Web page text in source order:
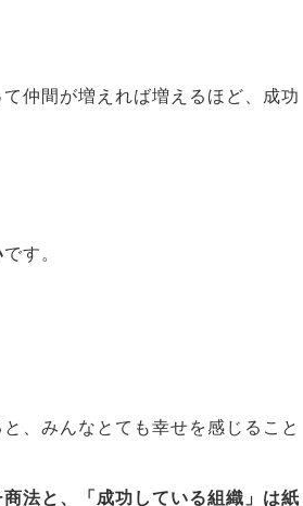
て仲間が増えれば増えるほど、成功
です。
、みんなとても幸せを感じること
法と、「成功している組織」は紙